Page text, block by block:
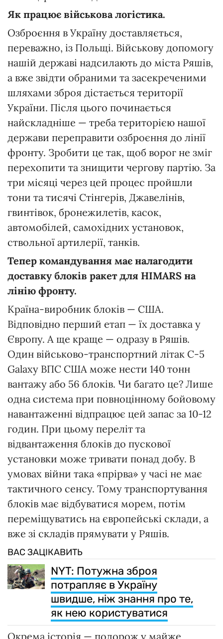
Як працює військова логістика.
Озброєння в Україну доставляється,
переважно, із Польщі. Військову допомогу
нашій державі надсилають до міста Ряшів,
а вже звідти обраними та засекреченими
шляхами зброя дістається території
України. Після цього починається
найскладніше — треба територією нашої
держави переправити озброєння до лінії
фронту. Зробити це так, щоб ворог не зміг
перехопити та знищити чергову партію. За
три місяці через цей процес пройшли
тони та тисячі Стінгерів, Джавелінів,
гвинтівок, бронежилетів, касок,
автомобілей, самохідних установок,
ствольної артилерії, танків.
Тепер командування має налагодити
доставку блоків ракет для HIMARS на
лінію фронту.
Країна-виробник блоків — США.
Відповідно перший етап — їх доставка у
Європу. А ще краще — одразу в Ряшів.
Один військово-транспортний літак C-5
Galaxy ВПС США може нести 140 тонн
вантажу або 56 блоків. Чи багато це? Лише
одна система при повноцінному бойовому
навантаженні відпрацює цей запас за 10-12
годин. При цьому переліт та
відвантаження блоків до пускової
установки може тривати понад добу. В
умовах війни така «прірва» у часі не має
тактичного сенсу. Тому транспортування
блоків має відбуватися морем, потім
переміщуватись на європейські склади, а
вже зі складів прямувати у Ряшів.
ВАС ЗАЦІКАВИТЬ
NYT: Потужна зброя
потрапляє в Україну
швидше, ніж знання про те,
як нею користуватися
Окрема історія — подорож у майже